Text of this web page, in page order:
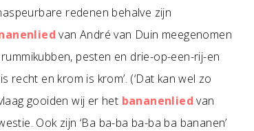
redenen behalve zijn
van André van Duin meegenomen
pesten en drie-op-een-rij-en
en krom is krom’. (‘Dat kan wel zo
gooiden wij er het bananenlied van
Ook zijn ‘Ba ba-ba ba-ba ba bananen’